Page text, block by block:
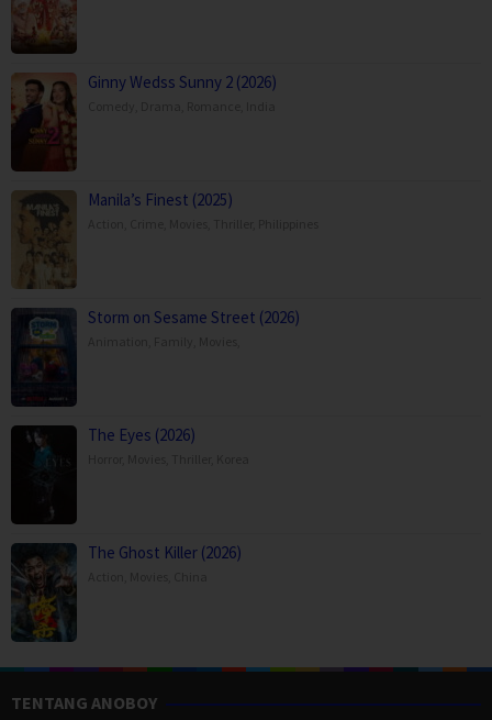
Ginny Wedss Sunny 2 (2026)
Manila’s Finest (2025)
Storm on Sesame Street (2026)
The Eyes (2026)
The Ghost Killer (2026)
TENTANG ANOBOY